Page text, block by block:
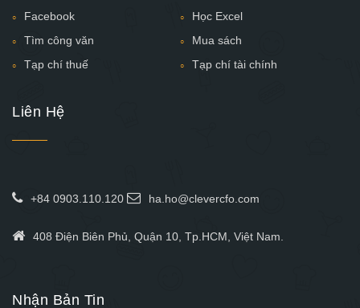
Facebook
Học Excel
Tìm công văn
Mua sách
Tạp chí thuế
Tạp chí tài chính
Liên Hệ
+84 0903.110.120 ha.ho@clevercfo.com
408 Điện Biên Phủ, Quận 10, Tp.HCM, Việt Nam.
Nhận Bản Tin